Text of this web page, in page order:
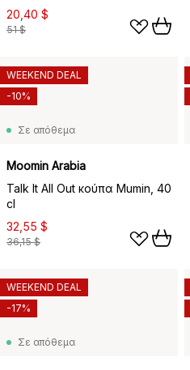
20,40 $
51 $
Σε απόθεμα
Moomin Arabia
Talk It All Out κούπα Mumin, 40
cl
32,55 $
36,15 $
WEEKEND DEAL
-10%
Σε απόθεμα
WEEKEND DEAL
-17%